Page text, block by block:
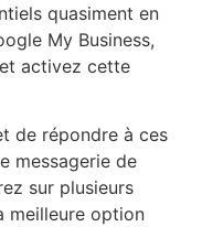
quasiment en
My Business,
activez cette
de répondre à ces
messagerie de
sur plusieurs
meilleure option